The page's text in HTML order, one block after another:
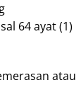
64 ayat (1)
atau